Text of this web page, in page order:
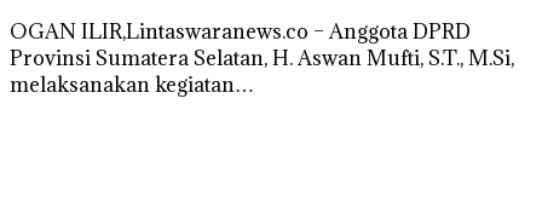
OGAN ILIR,Lintaswaranews.co – Anggota DPRD
Provinsi Sumatera Selatan, H. Aswan Mufti, S.T., M.Si,
melaksanakan kegiatan…